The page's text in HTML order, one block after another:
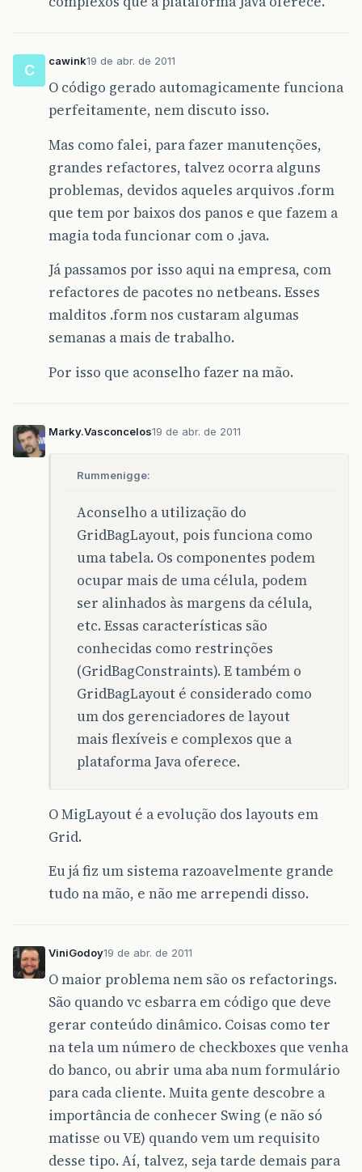
C
cawink19 de abr. de 2011
O código gerado automagicamente funciona
perfeitamente, nem discuto isso.
Mas como falei, para fazer manutenções,
grandes refactores, talvez ocorra alguns
problemas, devidos aqueles arquivos .form
que tem por baixos dos panos e que fazem a
magia toda funcionar com o .java.
Já passamos por isso aqui na empresa, com
refactores de pacotes no netbeans. Esses
malditos .form nos custaram algumas
semanas a mais de trabalho.
Por isso que aconselho fazer na mão.
Marky.Vasconcelos19 de abr. de 2011
Rummenigge:
Aconselho a utilização do
GridBagLayout, pois funciona como
uma tabela. Os componentes podem
ocupar mais de uma célula, podem
ser alinhados às margens da célula,
etc. Essas características são
conhecidas como restrinções
(GridBagConstraints). E também o
GridBagLayout é considerado como
um dos gerenciadores de layout
mais flexíveis e complexos que a
plataforma Java oferece.
O MigLayout é a evolução dos layouts em
Grid.
Eu já fiz um sistema razoavelmente grande
tudo na mão, e não me arrependi disso.
ViniGodoy19 de abr. de 2011
O maior problema nem são os refactorings.
São quando vc esbarra em código que deve
gerar conteúdo dinâmico. Coisas como ter
na tela um número de checkboxes que venha
do banco, ou abrir uma aba num formulário
para cada cliente. Muita gente descobre a
importância de conhecer Swing (e não só
matisse ou VE) quando vem um requisito
desse tipo. Aí, talvez, seja tarde demais para